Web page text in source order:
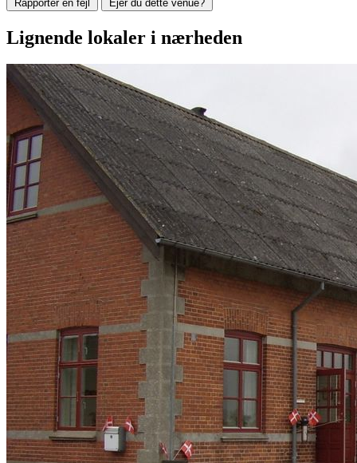
Rapportér en fejl Ejer du dette venue?
Lignende lokaler i nærheden